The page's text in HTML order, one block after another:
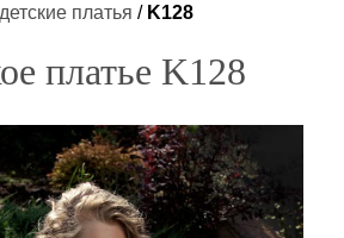
детские платья / K128
платье K128